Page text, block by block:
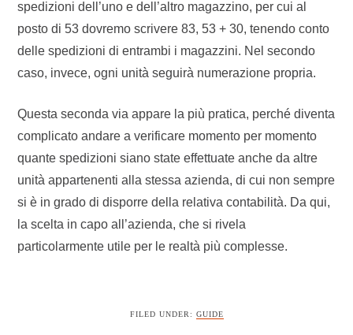
spedizioni dell’uno e dell’altro magazzino, per cui al
posto di 53 dovremo scrivere 83, 53 + 30, tenendo conto
delle spedizioni di entrambi i magazzini. Nel secondo
caso, invece, ogni unità seguirà numerazione propria.
Questa seconda via appare la più pratica, perché diventa
complicato andare a verificare momento per momento
quante spedizioni siano state effettuate anche da altre
unità appartenenti alla stessa azienda, di cui non sempre
si è in grado di disporre della relativa contabilità. Da qui,
la scelta in capo all’azienda, che si rivela
particolarmente utile per le realtà più complesse.
FILED UNDER: GUIDE